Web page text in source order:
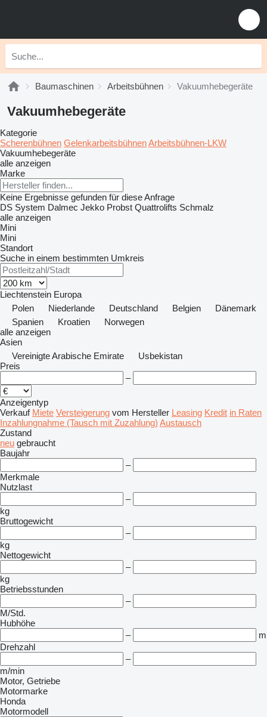
Baumaschinen Arbeitsbühnen Vakuumhebegeräte
Vakuumhebegeräte
Kategorie
Scherenbühnen GelenkarbeitsbühnenArbeitsbühnen-LKW
Vakuumhebegeräte
alle anzeigen
Marke
Keine Ergebnisse gefunden für diese Anfrage
DS System Dalmec Jekko Probst Quattrolifts Schmalz
alle anzeigen
Mini
Mini
Standort
Suche in einem bestimmten Umkreis
Liechtenstein Europa
Polen
Niederlande Deutschland Belgien
Dänemark
Spanien
Kroatien
Norwegen
alle anzeigen
Asien
Vereinigte Arabische Emirate
Usbekistan
Preis
–
Anzeigentyp
Verkauf Miete Versteigerung vom Hersteller Leasing Kredit in Raten
Inzahlungnahme (Tausch mit Zuzahlung) Austausch
Zustand
neu gebraucht
Baujahr
–
Merkmale
Nutzlast
–
kg
Bruttogewicht
–
kg
Nettogewicht
–
kg
Betriebsstunden
–
M/Std.
Hubhöhe
–
m
Drehzahl
–
m/min
Motor, Getriebe
Motormarke
Honda
Motormodell